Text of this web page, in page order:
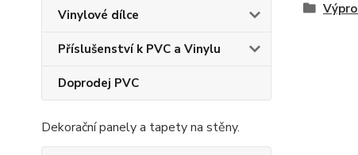
Vinylové dílce
Příslušenství k PVC a Vinylu
Doprodej PVC
Dekorační panely a tapety na stěny.